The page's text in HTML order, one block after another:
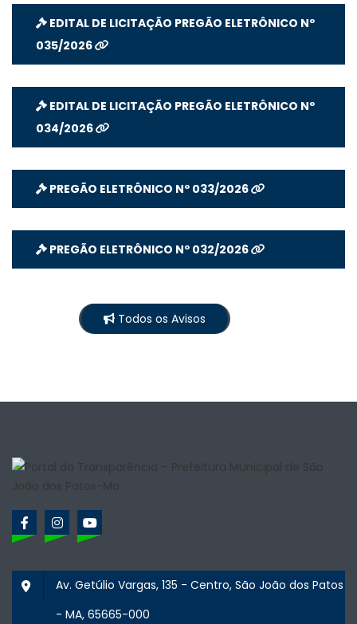
EDITAL DE LICITAÇÃO PREGÃO ELETRÔNICO Nº
035/2026
EDITAL DE LICITAÇÃO PREGÃO ELETRÔNICO Nº
034/2026
PREGÃO ELETRÔNICO Nº 033/2026
PREGÃO ELETRÔNICO Nº 032/2026
Todos os Avisos
Av. Getúlio Vargas, 135 - Centro, São João dos Patos
- MA, 65665-000